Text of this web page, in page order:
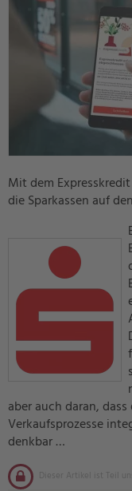
Mit dem
die Sparkassen auf
aber auch daran,
Verkaufsprozesse
denkbar …
Dieser Artikel ist Teil